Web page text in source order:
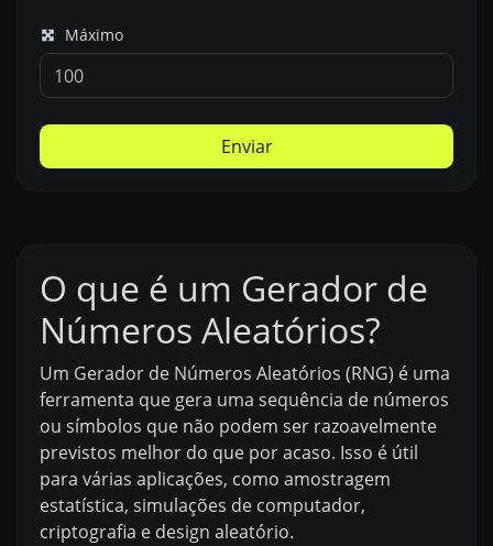
Máximo
Enviar
O que é um Gerador de
Números Aleatórios?
Um Gerador de Números Aleatórios (RNG) é uma
ferramenta que gera uma sequência de números
ou símbolos que não podem ser razoavelmente
previstos melhor do que por acaso. Isso é útil
para várias aplicações, como amostragem
estatística, simulações de computador,
criptografia e design aleatório.